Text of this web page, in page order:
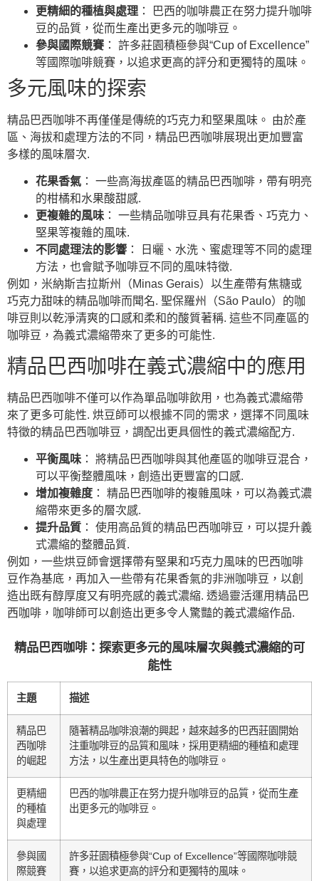
更精細的種植與處理 ： 巴西的咖啡農正在努力提升咖啡
豆的品質，從而生產出更多元的咖啡豆。
參與國際競賽 ： 許多莊園積極參與“Cup of Excellence”
等國際咖啡競賽，以追求更高的評分和更獨特的風味。
多元風味的探索
精品巴西咖啡不再僅僅是傳統的巧克力和堅果風味。 由於產
區、海拔和處理方法的不同，精品巴西咖啡展現出更加豐富
多樣的風味層次.
花果香氣 ： 一些高海拔產區的精品巴西咖啡，帶有明亮
的柑橘和水果酸甜感.
更複雜的風味 ： 一些精品咖啡豆具有花果香、巧克力、
堅果等複雜的風味.
不同處理法的影響 ： 日曬、水洗、蜜處理等不同的處理
方法，也會賦予咖啡豆不同的風味特徵.
例如，米納斯吉拉斯州（Minas Gerais）以生產帶有焦糖或
巧克力甜味的精品咖啡而聞名. 聖保羅州（São Paulo）的咖
啡豆則以乾淨清爽的口感和柔和的酸質著稱. 這些不同產區的
咖啡豆，為義式濃縮帶來了更多的可能性.
精品巴西咖啡在義式濃縮中的應用
精品巴西咖啡不僅可以作為單品咖啡飲用，也為義式濃縮帶
來了更多可能性. 烘豆師可以根據不同的需求，選擇不同風味
特徵的精品巴西咖啡豆，調配出更具個性的義式濃縮配方.
平衡風味 ： 將精品巴西咖啡與其他產區的咖啡豆混合，
可以平衡整體風味，創造出更豐富的口感.
增加複雜度 ： 精品巴西咖啡的複雜風味，可以為義式濃
縮帶來更多的層次感.
提升品質 ： 使用高品質的精品巴西咖啡豆，可以提升義
式濃縮的整體品質.
例如，一些烘豆師會選擇帶有堅果和巧克力風味的巴西咖啡
豆作為基底，再加入一些帶有花果香氣的非洲咖啡豆，以創
造出既有醇厚度又有明亮感的義式濃縮. 透過靈活運用精品巴
西咖啡，咖啡師可以創造出更多令人驚豔的義式濃縮作品.
精品巴西咖啡：探索更多元的風味層次與義式濃縮的可
能性
主題 描述
精品巴
西咖啡
的崛起
隨著精品咖啡浪潮的興起，越來越多的巴西莊園開始
注重咖啡豆的品質和風味，採用更精細的種植和處理
方法，以生產出更具特色的咖啡豆。
更精細
的種植
與處理
巴西的咖啡農正在努力提升咖啡豆的品質，從而生產
出更多元的咖啡豆。
參與國
際競賽
許多莊園積極參與“Cup of Excellence”等國際咖啡競
賽，以追求更高的評分和更獨特的風味。